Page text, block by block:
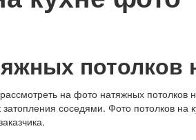
потолков
на фото натяжных
соседями. Фото потолков